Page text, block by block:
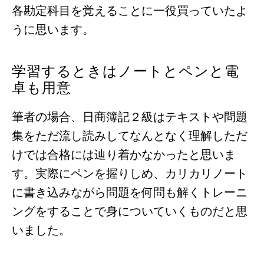
各勘定科目を覚えることに一役買っていたよ
うに思います。
学習するときはノートとペンと電
卓も用意
筆者の場合、日商簿記２級はテキストや問題
集をただ流し読みしてなんとなく理解しただ
けでは合格には辿り着かなかったと思いま
す。実際にペンを握りしめ、カリカリノート
に書き込みながら問題を何問も解くトレーニ
ングをすることで身についていくものだと思
いました。